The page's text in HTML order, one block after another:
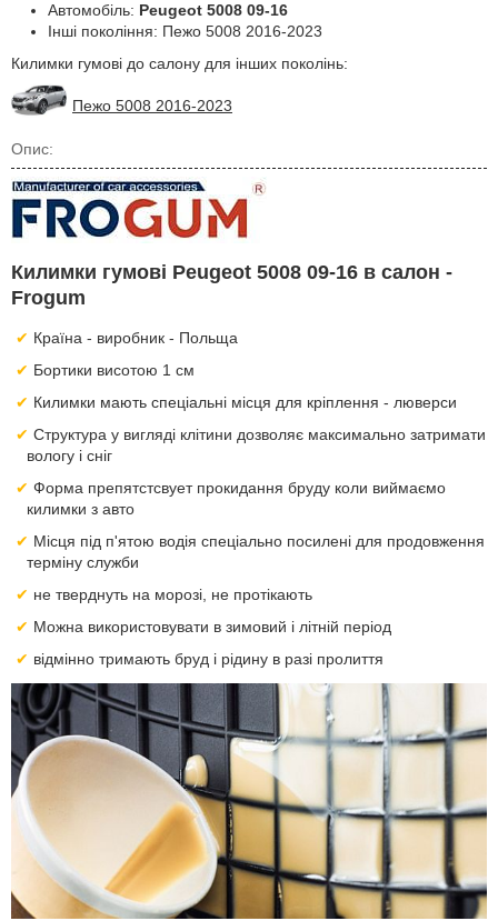
Автомобіль: Peugeot 5008 09-16
Інші покоління: Пежо 5008 2016-2023
Килимки гумові до салону для інших поколінь:
Пежо 5008 2016-2023
Опис:
Килимки гумові Peugeot 5008 09-16 в салон -
Frogum
Країна - виробник - Польща
Бортики висотою 1 см
Килимки мають спеціальні місця для кріплення - люверси
Структура у вигляді клітини дозволяє максимально затримати
вологу і сніг
Форма препятстсвует прокидання бруду коли виймаємо
килимки з авто
Місця під п'ятою водія спеціально посилені для продовження
терміну служби
не тверднуть на морозі, не протікають
Можна використовувати в зимовий і літній період
відмінно тримають бруд і рідину в разі пролиття